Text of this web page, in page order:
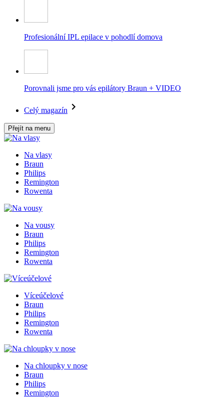
Profesionální IPL epilace v pohodlí domova
Porovnali jsme pro vás epilátory Braun + VIDEO
Celý magazín
Přejít na menu
Na vlasy
Braun
Philips
Remington
Rowenta
Na vousy
Braun
Philips
Remington
Rowenta
Víceúčelové
Braun
Philips
Remington
Rowenta
Na chloupky v nose
Braun
Philips
Remington